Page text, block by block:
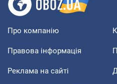
Про компанію
Правова інформація
Реклама на сайті